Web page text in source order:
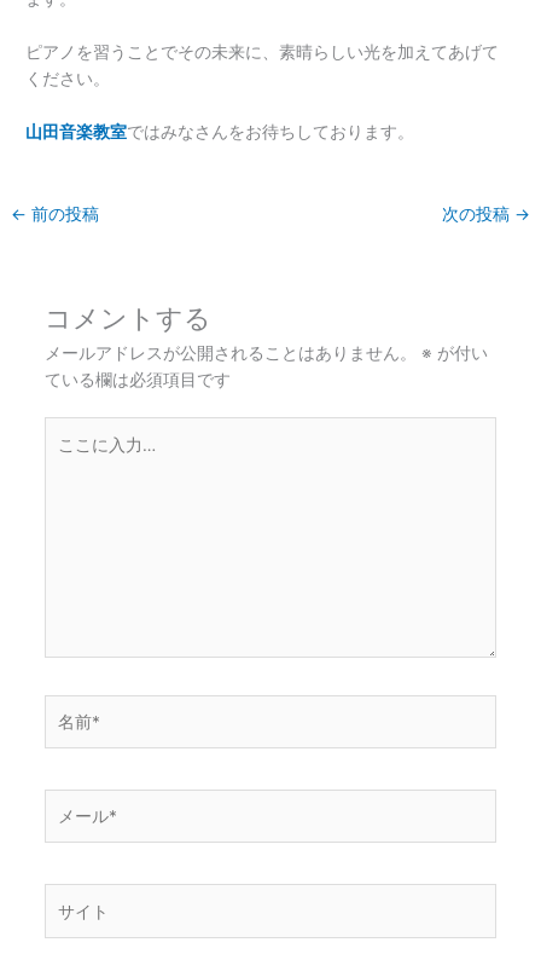
ピアノを習うことでその未来に、素晴らしい光を加えてあげて
ください。
山田音楽教室ではみなさんをお待ちしております。
← 前の投稿 次の投稿 →
コメントする
メールアドレスが公開されることはありません。 ※ が付い
ている欄は必須項目です
前
ー
*